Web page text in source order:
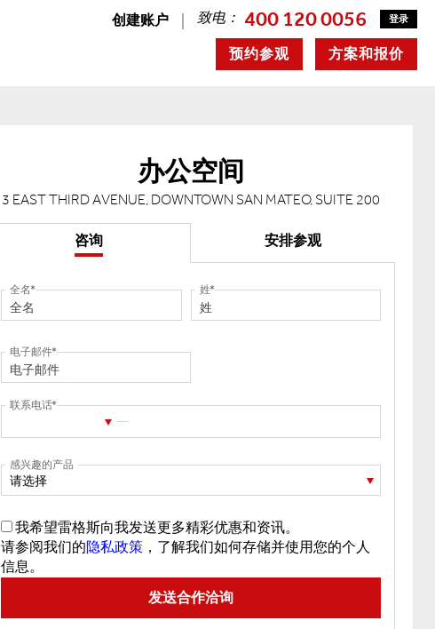
创建账户 致电： 400 120 0056 登录
方案和报价
预约参观
办公空间
3 EAST THIRD AVENUE, DOWNTOWN SAN MATEO, SUITE 200
咨询 安排参观
全名 姓
电子邮件
联系电话
感兴趣的产品
请选择
我希望雷格斯向我发送更多精彩优惠和资讯。
请参阅我们的隐私政策 ，了解我们如何存储并使用您的个人
信息。